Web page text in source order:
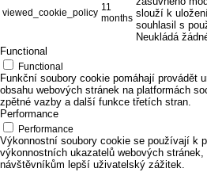
viewed_cookie_policy 11
months slouží k
souhlasil s
Neukládá
Functional
Functional
Funkční soubory cookie pomáhají provádět
obsahu webových stránek na platformách
zpětné vazby a další funkce třetích stran.
Performance
Performance
Výkonnostní soubory cookie se používají k
výkonnostních ukazatelů webových
návštěvníkům lepší uživatelský zážitek.